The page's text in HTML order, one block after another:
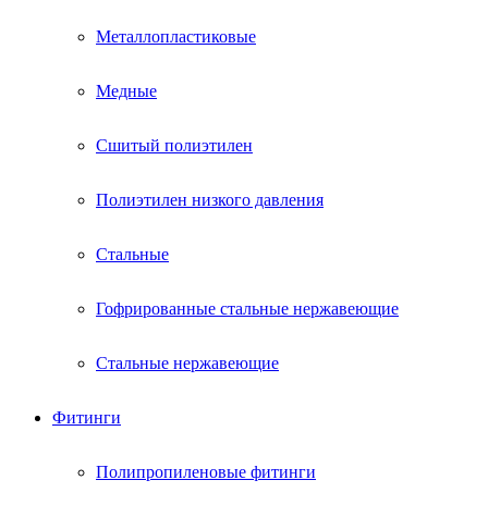
Металлопластиковые
Медные
Сшитый полиэтилен
Полиэтилен низкого давления
Стальные
Гофрированные стальные нержавеющие
Стальные нержавеющие
Фитинги
Полипропиленовые фитинги